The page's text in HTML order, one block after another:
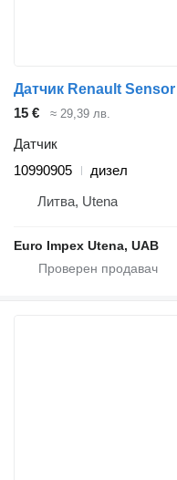
15 € ≈ 29,39 лв.
Датчик
10990905
дизел
Литва, Utena
Euro Impex Utena, UAB